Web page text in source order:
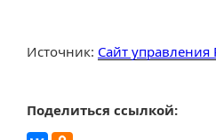
Источник: Сайт управления
Поделиться ссылкой: